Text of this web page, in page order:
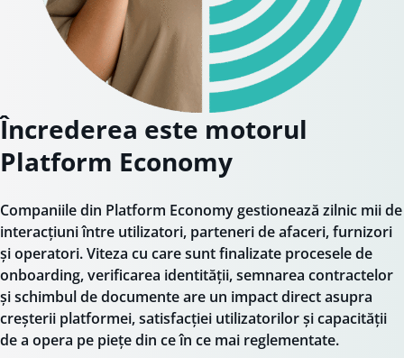
Încrederea este motorul
Platform Economy
Companiile din Platform Economy gestionează zilnic mii de
interacțiuni între utilizatori, parteneri de afaceri, furnizori
și operatori. Viteza cu care sunt finalizate procesele de
onboarding, verificarea identității, semnarea contractelor
și schimbul de documente are un impact direct asupra
creșterii platformei, satisfacției utilizatorilor și capacității
de a opera pe piețe din ce în ce mai reglementate.